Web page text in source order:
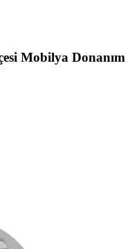
Mobilya Donanım